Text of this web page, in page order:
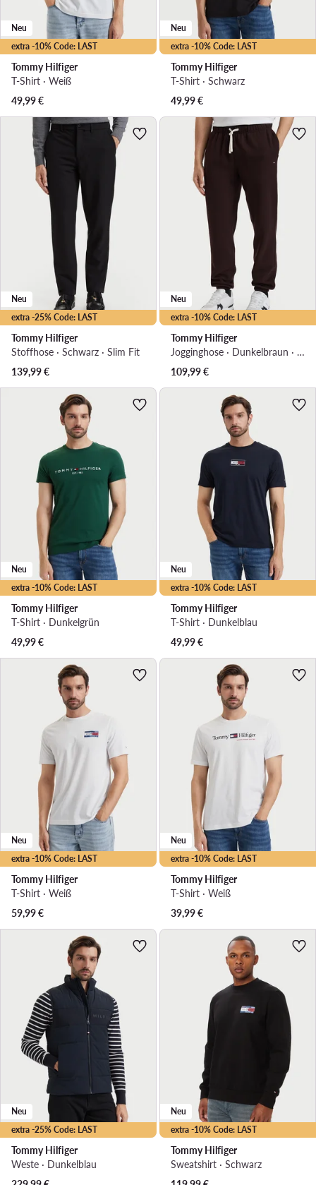
extra -10% Code: LAST
Neu
Tommy Hilfiger
T-Shirt · Weiß
49,99€
extra -10% Code: LAST
Neu
Tommy Hilfiger
T-Shirt · Schwarz
49,99€
extra -25% Code: LAST
Neu
Tommy Hilfiger
Stoffhose · Schwarz · Slim Fit
139,99€
extra -10% Code: LAST
Neu
Tommy Hilfiger
Jogginghose · Dunkelbraun · Relaxed Fit
109,99€
extra -10% Code: LAST
Neu
Tommy Hilfiger
T-Shirt · Dunkelgrün
49,99€
extra -10% Code: LAST
Neu
Tommy Hilfiger
T-Shirt · Dunkelblau
49,99€
extra -10% Code: LAST
Neu
Tommy Hilfiger
T-Shirt · Weiß
59,99€
extra -10% Code: LAST
Neu
Tommy Hilfiger
T-Shirt · Weiß
39,99€
extra -25% Code: LAST
Neu
Tommy Hilfiger
Weste · Dunkelblau
extra -10% Code: LAST
Neu
Tommy Hilfiger
Sweatshirt · Schwarz